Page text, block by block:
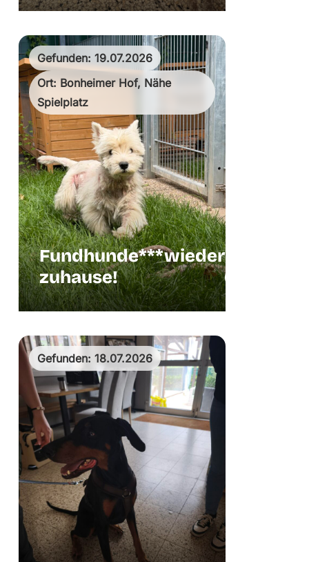
Gefunden: 19.07.2026
Ort: Bonheimer Hof, Nähe
Spielplatz
Fundhunde***wieder
zuhause!
Gefunden: 18.07.2026